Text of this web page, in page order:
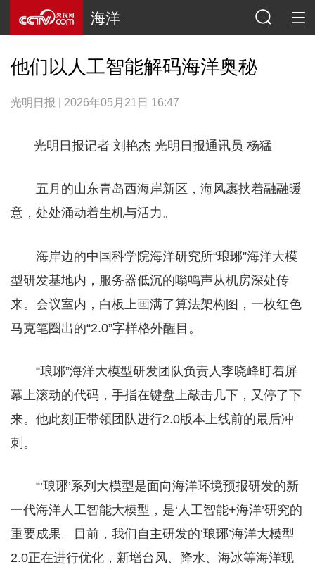
海洋
他们以人工智能解码海洋奥秘
光明日报 | 2026年05月21日 16:47
光明日报记者 刘艳杰 光明日报通讯员 杨猛
五月的山东青岛西海岸新区，海风裹挟着融融暖
意，处处涌动着生机与活力。
海岸边的中国科学院海洋研究所“琅琊”海洋大模
型研发基地内，服务器低沉的嗡鸣声从机房深处传
来。会议室内，白板上画满了算法架构图，一枚红色
马克笔圈出的“2.0”字样格外醒目。
“琅琊”海洋大模型研发团队负责人李晓峰盯着屏
幕上滚动的代码，手指在键盘上敲击几下，又停了下
来。他此刻正带领团队进行2.0版本上线前的最后冲
刺。
“‘琅琊’系列大模型是面向海洋环境预报研发的新
一代海洋人工智能大模型，是‘人工智能+海洋’研究的
重要成果。目前，我们自主研发的‘琅琊’海洋大模型
2.0正在进行优化，新增台风、降水、海冰等海洋现